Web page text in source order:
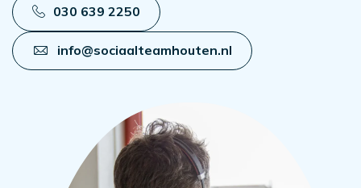
030 639 2250
info@sociaalteamhouten.nl